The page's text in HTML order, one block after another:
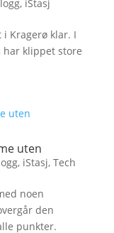
, iStasj
Kragerø klar. I
har klippet store
uten
, iStasj, Tech
noen
den
punkter.